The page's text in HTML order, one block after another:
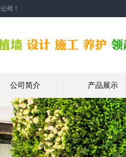
司！
公司简介 产品展示